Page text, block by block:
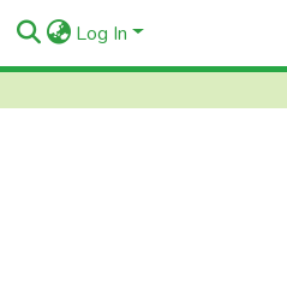
Log In